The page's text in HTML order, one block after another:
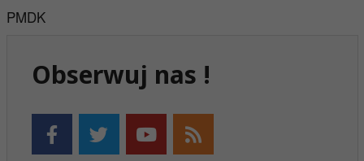
PMDK
Obserwuj nas !